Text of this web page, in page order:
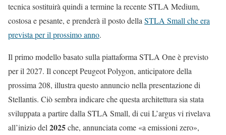
tecnica sostituirà quindi a termine la recente STLA Medium,
costosa e pesante, e prenderà il posto della STLA Small che era
prevista per il prossimo anno.
Il primo modello basato sulla piattaforma STLA One è previsto
per il 2027. Il concept Peugeot Polygon, anticipatore della
prossima 208, illustra questo annuncio nella presentazione di
Stellantis. Ciò sembra indicare che questa architettura sia stata
sviluppata a partire dalla STLA Small, di cui L’argus vi rivelava
all’inizio del 2025che, annunciata come «a emissioni zero»,